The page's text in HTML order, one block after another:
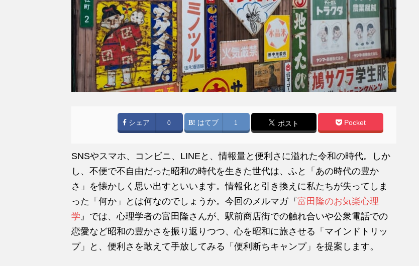
シェア 0 はてブ 1 ポスト Pocket
SNSやスマホ、コンビニ、LINEと、情報量と便利さに溢れた令和の時代。しか
し、不便で不自由だった昭和の時代を生きた世代は、ふと「あの時代の豊か
さ」を懐かしく思い出すといいます。情報化と引き換えに私たちが失ってしま
った「何か」とは何なのでしょうか。今回のメルマガ『富田隆のお気楽心理
学 』では、心理学者の富田隆さんが、駅前商店街での触れ合いや公衆電話での
恋愛など昭和の豊かさを振り返りつつ、心を昭和に旅させる「マインドトリッ
プ」と、便利さを敢えて手放してみる「便利断ちキャンプ」を提案します。